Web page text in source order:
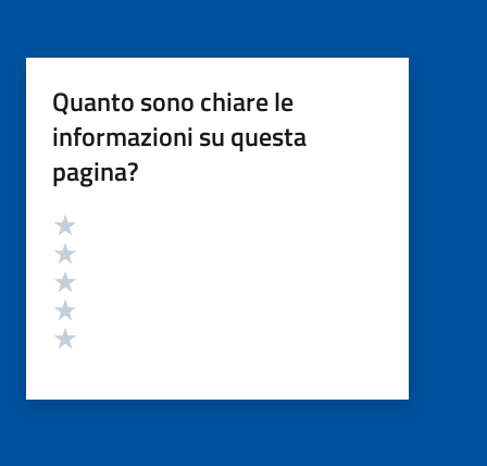
Quanto sono chiare le
informazioni su questa
pagina?
Valutazione